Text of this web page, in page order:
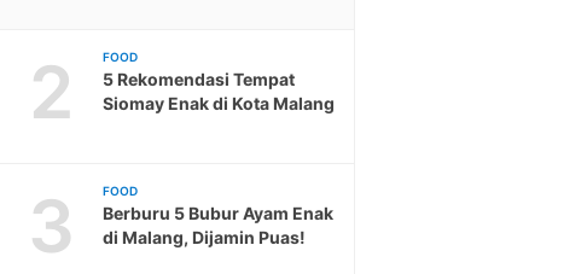
2 FOOD
5 Rekomendasi Tempat
Siomay Enak di Kota Malang
3 FOOD
Berburu 5 Bubur Ayam Enak
di Malang, Dijamin Puas!